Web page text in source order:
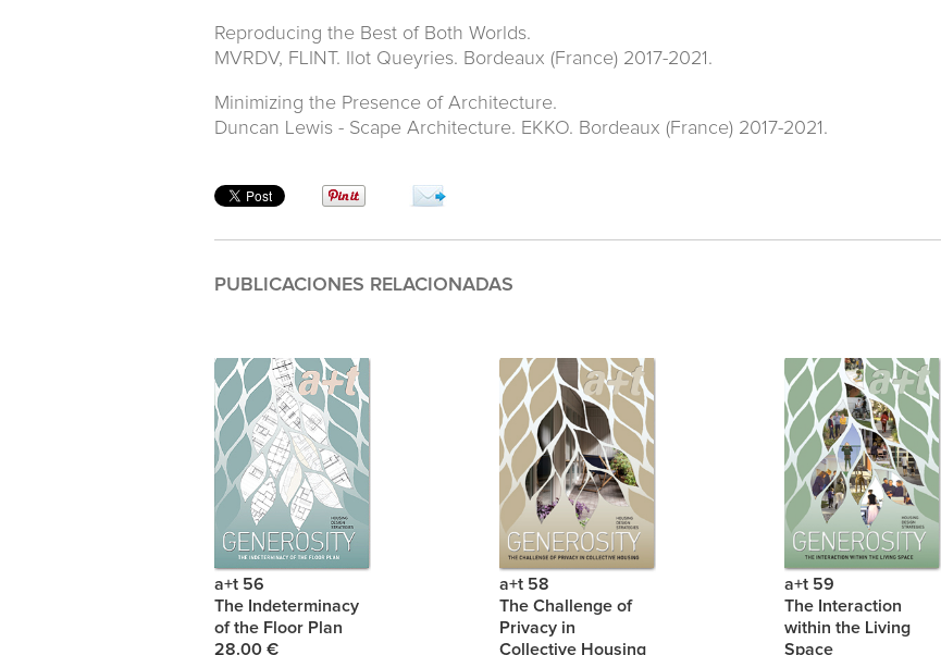
Reproducing the Best of Both Worlds.
MVRDV, FLINT. Ilot Queyries. Bordeaux (France) 2017-2021.
Minimizing the Presence of Architecture.
Duncan Lewis - Scape Architecture. EKKO. Bordeaux (France) 2017-2021.
PUBLICACIONES RELACIONADAS
a+t 56
The Indeterminacy
of the Floor Plan
28.00 €
a+t 58
The Challenge of
Privacy in
Collective Housing
a+t 59
The Interaction
within the Living
Space